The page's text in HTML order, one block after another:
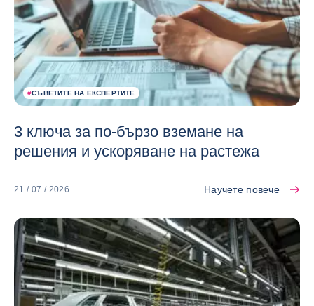
#СЪВЕТИТЕ НА ЕКСПЕРТИТЕ
3 ключа за по-бързо вземане на
решения и ускоряване на растежа
21 / 07 / 2026 Научете повече